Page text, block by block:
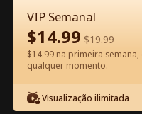
60
VIP Semanal
$14.99 $19.99
$14.99 na primeira
qualquer momento.
Visualização ilimitada